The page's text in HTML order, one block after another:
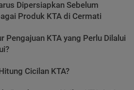
Dipersiapkan Sebelum
Produk KTA di Cermati
Pengajuan KTA yang Perlu Dilalui
Cicilan KTA?